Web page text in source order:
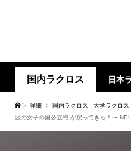
国内ラクロス 日本
詳細 国内ラクロス 大学ラクロス
区の女子の国公立戦 が戻ってきた！〜